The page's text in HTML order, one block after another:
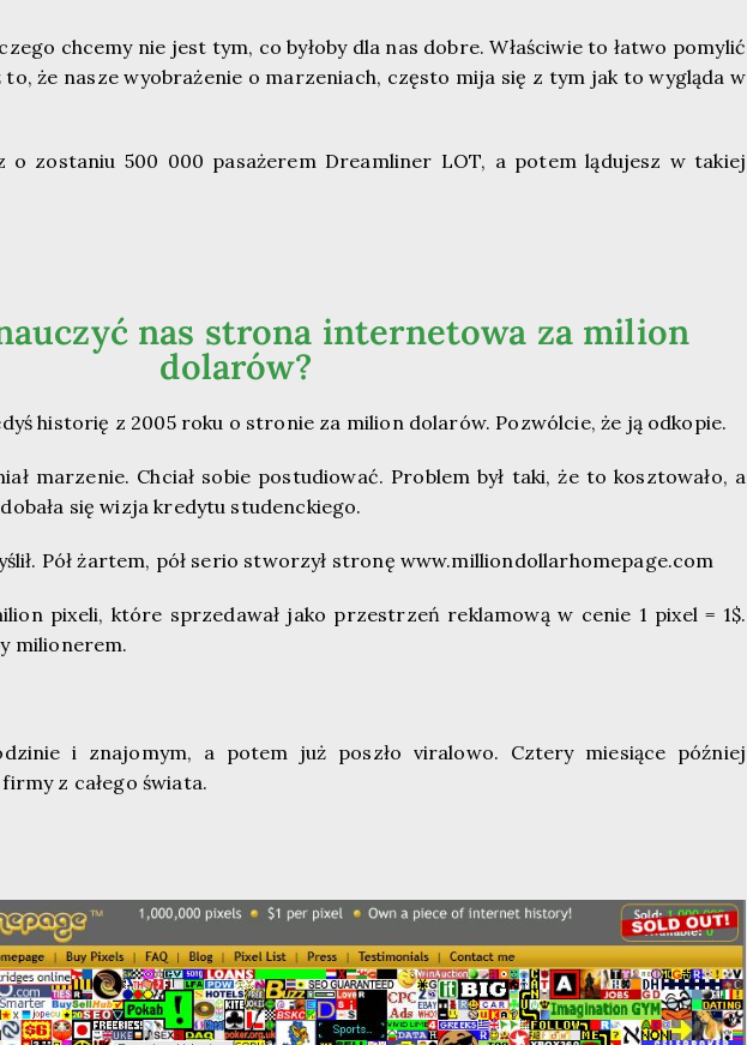
chcemy nie jest tym, co byłoby dla nas dobre. Właściwie to łatwo pomylić
że nasze wyobrażenie o marzeniach, często mija się z tym jak to wygląda w
o zostaniu 500 000 pasażerem Dreamliner LOT, a potem lądujesz w takiej
nas strona internetowa za milion
dolarów?
historię z 2005 roku o stronie za milion dolarów. Pozwólcie, że ją odkopie.
marzenie. Chciał sobie postudiować. Problem był taki, że to kosztowało, a
się wizja kredytu studenckiego.
Pół żartem, pół serio stworzył stronę www.milliondollarhomepage.com
pixeli, które sprzedawał jako przestrzeń reklamową w cenie 1 pixel = 1$.
milionerem.
i znajomym, a potem już poszło viralowo. Cztery miesiące później
z całego świata.